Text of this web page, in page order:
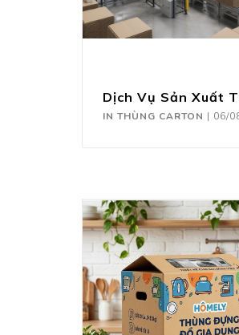
IN THÙNG CARTON | 06/